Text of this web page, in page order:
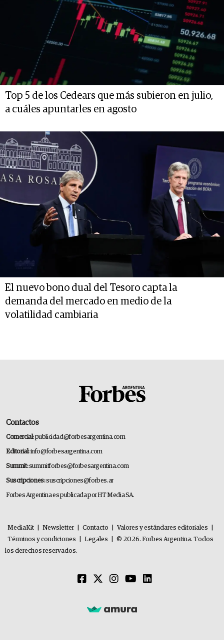
Top 5 de los Cedears que más subieron en julio,
a cuáles apuntarles en agosto
El nuevo bono dual del Tesoro capta la
demanda del mercado en medio de la
volatilidad cambiaria
Contactos
Comercial:publicidad@forbesargentina.com
Editorial:info@forbesargentina.com
Summit:summitforbes@forbesargentina.com
Suscripciones:suscripciones@forbes.ar
Forbes Argentina es publicada por HT Media SA.
MediaKit Newsletter Contacto Valores y estándares editoriales
Términos y condiciones
Legales
© 2026. Forbes Argentina. Todos
los derechos reservados.